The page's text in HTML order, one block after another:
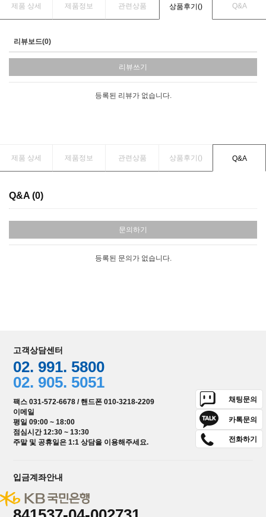
제품 상세 제품정보 관련상품 상품후기() Q&A
리뷰보드(0)
리뷰쓰기
등록된 리뷰가 없습니다.
제품 상세 제품정보 관련상품 상품후기() Q&A
Q&A (0)
문의하기
등록된 문의가 없습니다.
고객상담센터
02. 991. 5800
02. 905. 5051
팩스 031-572-6678 / 핸드폰 010-3218-2209
이메일
평일 09:00 ~ 18:00
점심시간 12:30 ~ 13:30
주말 및 공휴일은 1:1 상담을 이용해주세요.
채팅문의
카톡문의
전화하기
입금계좌안내